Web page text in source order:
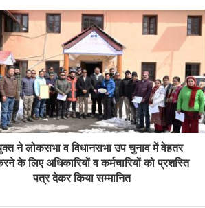
ने लोकसभा व विधानसभा उप चुनाव में वेहतर
के लिए अधिकारियों व कर्मचारियों को प्रशस्ति
पत्र देकर किया सम्मानित